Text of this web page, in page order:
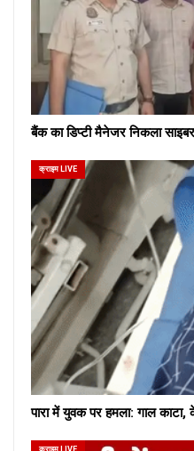
बैंक का डिप्टी मैनेजर निकला
क्राइम LIVE
पारा में युवक पर हमला: गाल काटा,